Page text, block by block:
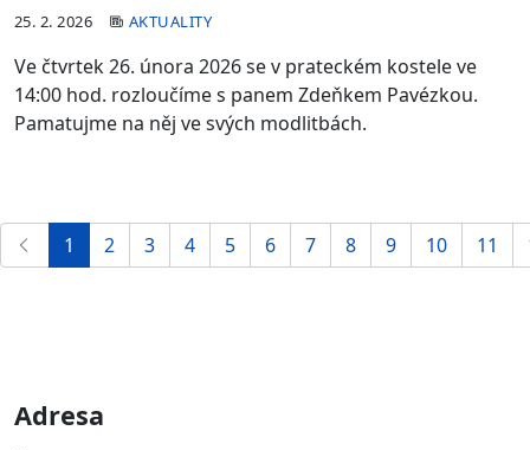
25. 2. 2026 AKTUALITY
Ve čtvrtek 26. února 2026 se v prateckém kostele ve
14:00 hod. rozloučíme s panem Zdeňkem Pavézkou.
Pamatujme na něj ve svých modlitbách.
1 2 3 4 5 6 7 8 9 10 11
Adresa